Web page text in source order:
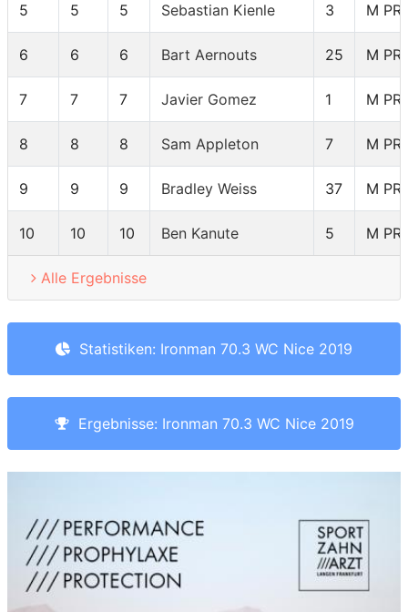
5 5 5 Sebastian Kienle 3 M
6 6 6 Bart Aernouts 25 M
7 7 7 Javier Gomez 1 M
8 8 8 Sam Appleton 7 M
9 9 9 Bradley Weiss 37 M
10 10 10 Ben Kanute 5 M
Alle Ergebnisse
Statistiken: Ironman 70.3 WC Nice 2019
Ergebnisse: Ironman 70.3 WC Nice 2019